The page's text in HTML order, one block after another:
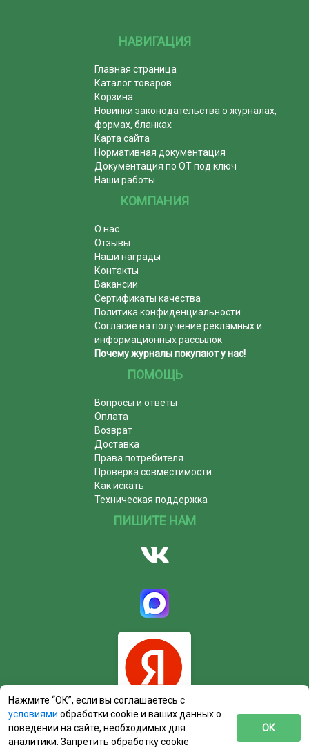
НАВИГАЦИЯ
Главная страница
Каталог товаров
Корзина
Новинки законодательства о журналах,
формах, бланках
Карта сайта
Нормативная документация
Документация по ОТ под ключ
Наши работы
КОМПАНИЯ
О нас
Отзывы
Наши награды
Контакты
Вакансии
Сертификаты качества
Политика конфиденциальности
Согласие на получение рекламных и
информационных рассылок
Почему журналы покупают у нас!
ПОМОЩЬ
Вопросы и ответы
Оплата
Возврат
Доставка
Права потребителя
Проверка совместимости
Как искать
Техническая поддержка
ПИШИТЕ НАМ
Нажмите “ОК”, если вы соглашаетесь с
условиями обработки cookie и ваших данных о
поведении на сайте, необходимых для
аналитики. Запретить обработку cookie
ОК